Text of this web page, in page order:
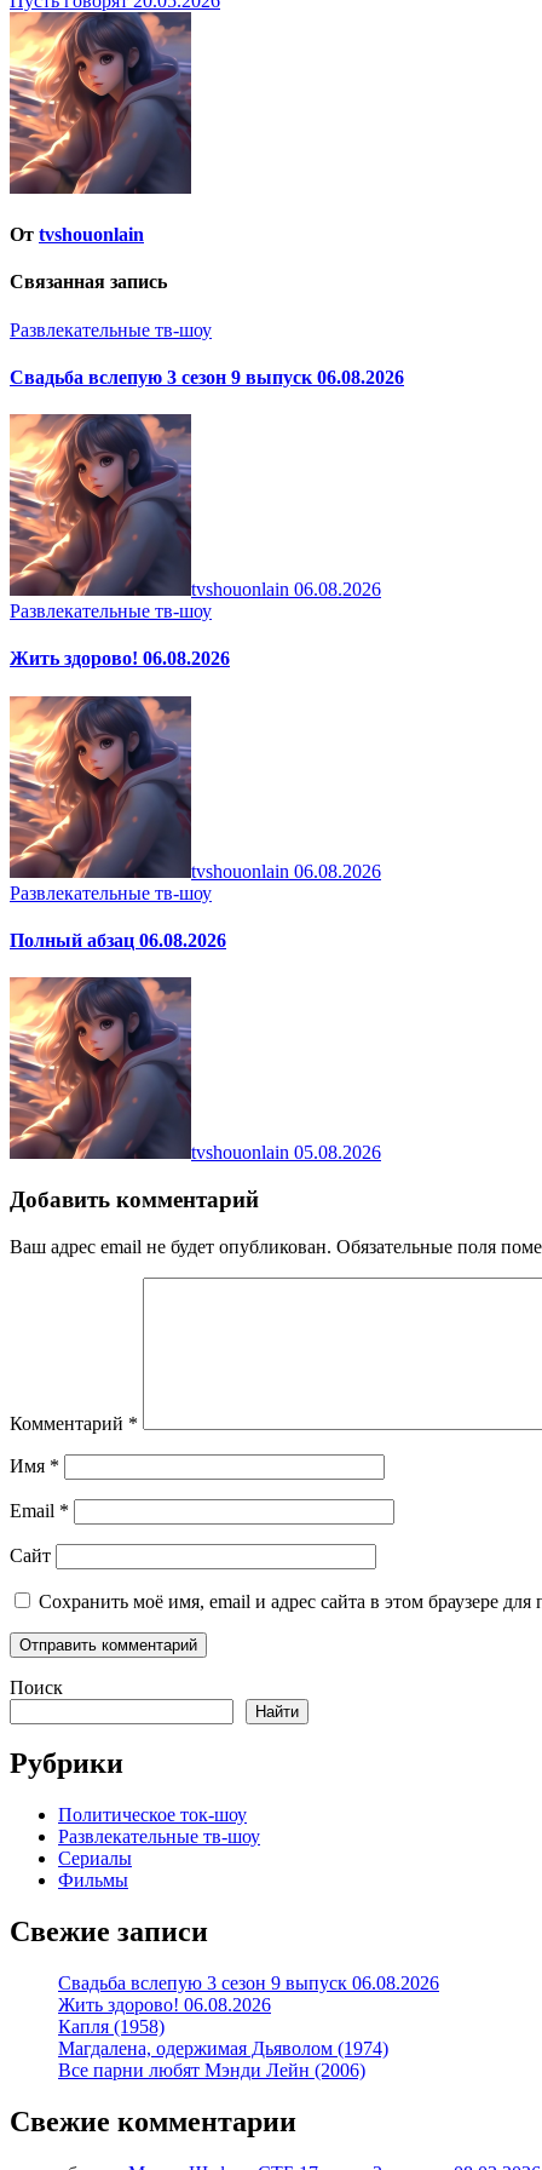
по
записям
От tvshouonlain
Связанная запись
Развлекательные тв-шоу
Свадьба вслепую 3 сезон 9 выпуск 06.08.2026
tvshouonlain 06.08.2026
Развлекательные тв-шоу
Жить здорово! 06.08.2026
tvshouonlain 06.08.2026
Развлекательные тв-шоу
Полный абзац 06.08.2026
tvshouonlain 05.08.2026
Добавить комментарий
Ваш адрес email не будет опубликован. Обязательные поля
Комментарий *
Имя *
Email *
Сайт
Сохранить моё имя, email и адрес сайта в этом браузере
Поиск
Найти
Рубрики
Политическое ток-шоу
Развлекательные тв-шоу
Сериалы
Фильмы
Свежие записи
Свадьба вслепую 3 сезон 9 выпуск 06.08.2026
Жить здорово! 06.08.2026
Капля (1958)
Магдалена, одержимая Дьяволом (1974)
Все парни любят Мэнди Лейн (2006)
Свежие комментарии